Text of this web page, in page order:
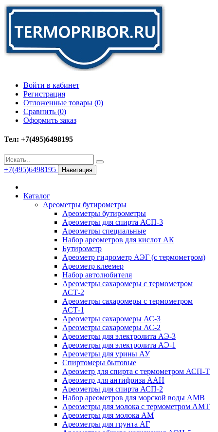
Войти в кабинет
Регистрация
Отложенные товары (0)
Сравнить (0)
Оформить заказ
Тел: +7(495)6498195
+7(495)6498195 Навигация
Каталог
Ареометры бутирометры
Ареометры бутирометры
Ареометры для спирта АСП-3
Ареометры специальные
Набор ареометров для кислот АК
Бутирометр
Ареометр гидрометр АЭГ (с термометром)
Ареометр клеемер
Набор автолюбителя
Ареометры сахаромеры с термометром
АСТ-2
Ареометры сахаромеры с термометром
АСТ-1
Ареометры сахаромеры АС-3
Ареометры сахаромеры АС-2
Ареометры для электролита АЭ-3
Ареометры для электролита АЭ-1
Ареометры для урины АУ
Спиртомеры бытовые
Ареометр для спирта с термометром АСП-Т
Ареометр для антифриза ААН
Ареометры для спирта АСП-2
Набор ареометров для морской воды АМВ
Ареометры для молока с термометром АМТ
Ареометры для молока АМ
Ареометры для грунта АГ